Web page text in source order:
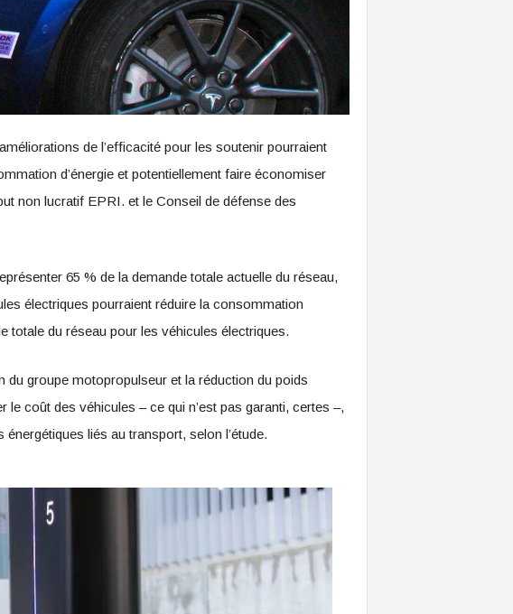
de l’efficacité pour les soutenir pourraient
d’énergie et potentiellement faire économiser
non lucratif EPRI. et le Conseil de défense des
65 % de la demande totale actuelle du réseau,
électriques pourraient réduire la consommation
totale du réseau pour les véhicules électriques.
du groupe motopropulseur et la réduction du poids
coût des véhicules – ce qui n’est pas garanti, certes –,
liés au transport, selon l’étude.